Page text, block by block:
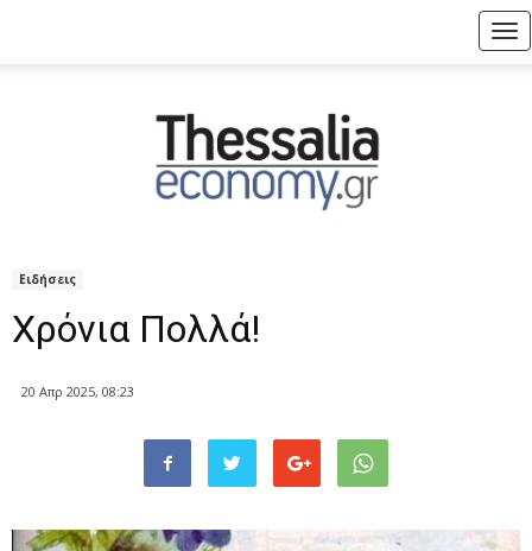
Ειδήσεις
Χρόνια Πολλά!
20 Απρ 2025, 08:23